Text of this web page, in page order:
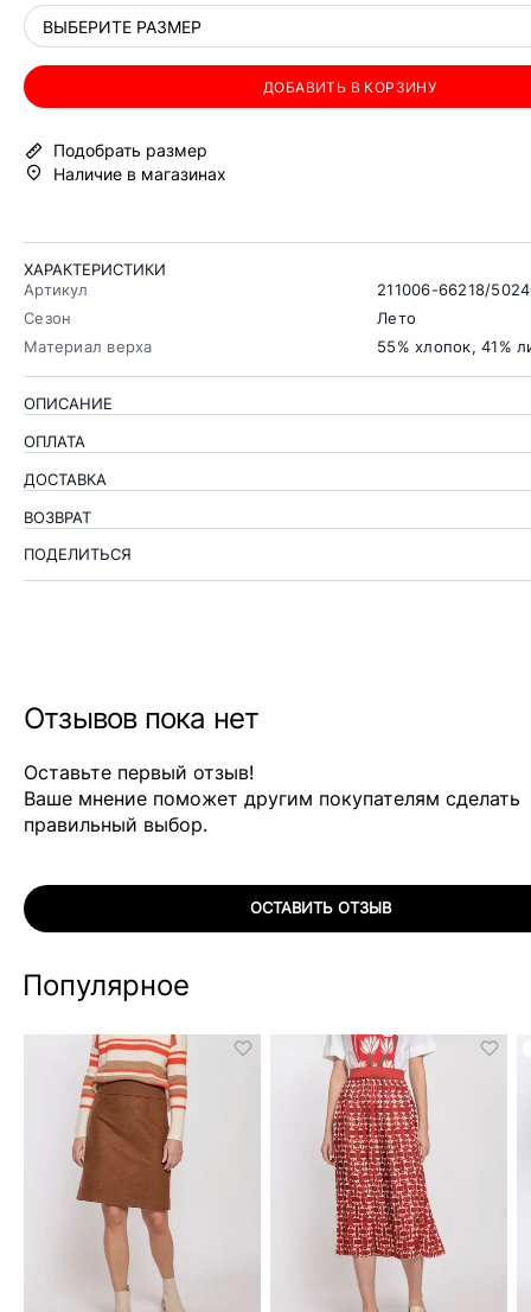
ВЫБЕРИТЕ РАЗМЕР
ДОБАВИТЬ В КОРЗИНУ
Подобрать размер
Наличие в магазинах
ХАРАКТЕРИСТИКИ
Артикул
211006-66218/
Сезон
Лето
Материал верха
55% хлопок, 41%
ОПИСАНИЕ
ОПЛАТА
ДОСТАВКА
ВОЗВРАТ
ПОДЕЛИТЬСЯ
Отзывов пока нет
Оставьте первый отзыв!
Ваше мнение поможет другим покупателям сделать
правильный выбор.
ОСТАВИТЬ ОТЗЫВ
Популярное